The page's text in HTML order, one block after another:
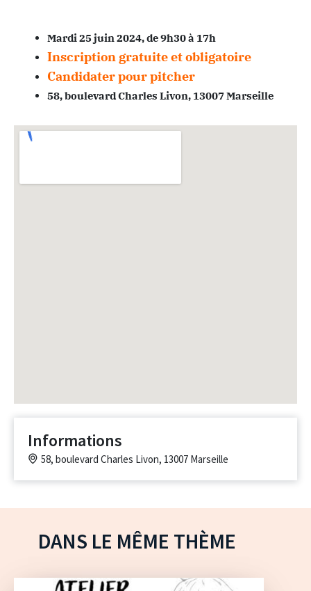
Mardi 25 juin 2024, de 9h30 à 17h
Inscription gratuite et obligatoire
Candidater pour pitcher
58, boulevard Charles Livon, 13007 Marseille
Informations
58, boulevard Charles Livon, 13007 Marseille
DANS LE MÊME THÈME